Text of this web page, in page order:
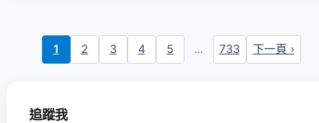
1 2 3 4 5 ... 733 下一頁 ›
追蹤我